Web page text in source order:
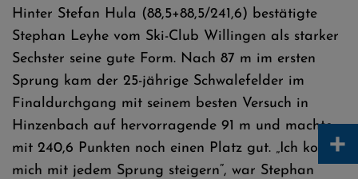
Hinter Stefan Hula (88,5+88,5/241,6) bestätigte
Stephan Leyhe vom Ski-Club Willingen als starker
Sechster seine gute Form. Nach 87 m im ersten
Sprung kam der 25-jährige Schwalefelder im
Finaldurchgang mit seinem besten Versuch in
Hinzenbach auf hervorragende 91 m und machte
mit 240,6 Punkten noch einen Platz gut. „Ich konnte
mich mit jedem Sprung steigern“, war Stephan
+